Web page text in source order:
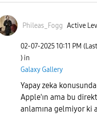
Phileas_Fogg Active
‎02-07-202510:11 PM
) in
Galaxy Gallery
Yapay zeka
Apple'ın ama bu
anlamına gelmiyor ki